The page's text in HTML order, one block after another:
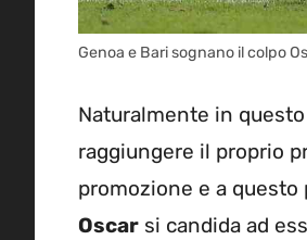
Genoa e Bari sognano il colpo
Naturalmente in
raggiungere il proprio
promozione e a
Oscar si candida ad